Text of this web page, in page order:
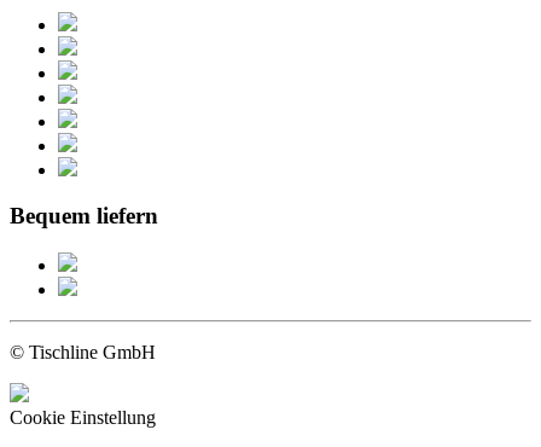
Bequem liefern
© Tischline GmbH
Cookie Einstellung